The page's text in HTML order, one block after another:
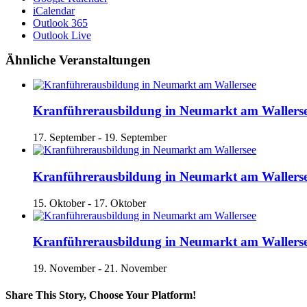
iCalendar
Outlook 365
Outlook Live
Ähnliche Veranstaltungen
Kranführerausbildung in Neumarkt am
17. September- 19. September
Kranführerausbildung in Neumarkt am
15. Oktober- 17. Oktober
Kranführerausbildung in Neumarkt am
19. November- 21. November
Share This Story, Choose Your Platform!